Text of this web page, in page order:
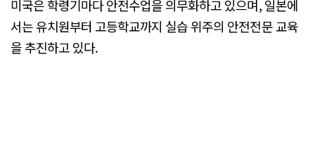
미국은 학령기마다 안전수업을 의무화하고 있으며, 일본에
서는 유치원부터 고등학교까지 실습 위주의 안전전문 교육
을 추진하고 있다.